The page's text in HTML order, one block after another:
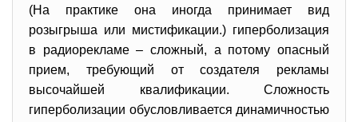
(На практике она иногда принимает вид
розыгрыша или мистификации.) гиперболизация
в радиорекламе – сложный, а потому опасный
прием, требующий от создателя рекламы
высочайшей квалификации. Сложность
гиперболизации обусловливается динамичностью